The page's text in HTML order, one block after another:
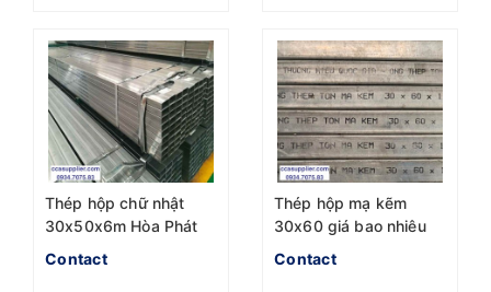
Thép hộp chữ nhật
30x50x6m Hòa Phát
Hoa Sen
Contact
Thép hộp mạ kẽm
30x60 giá bao nhiêu
Contact